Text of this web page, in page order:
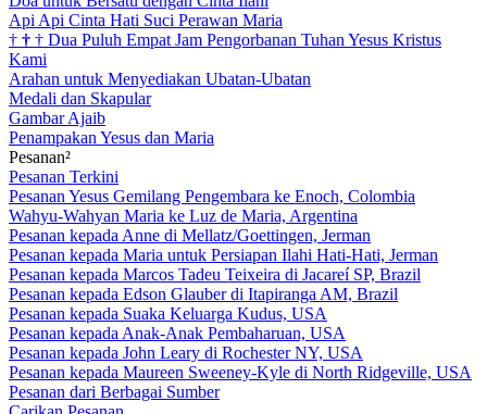
Api Api Cinta Hati Suci Perawan Maria
† † † Dua Puluh Empat Jam Pengorbanan Tuhan Yesus Kristus
Kami
Arahan untuk Menyediakan Ubatan-Ubatan
Medali dan Skapular
Gambar Ajaib
Penampakan Yesus dan Maria
Pesanan²
Pesanan Terkini
Pesanan Yesus Gemilang Pengembara ke Enoch, Colombia
Wahyu-Wahyan Maria ke Luz de Maria, Argentina
Pesanan kepada Anne di Mellatz/Goettingen, Jerman
Pesanan kepada Maria untuk Persiapan Ilahi Hati-Hati, Jerman
Pesanan kepada Marcos Tadeu Teixeira di Jacareí SP, Brazil
Pesanan kepada Edson Glauber di Itapiranga AM, Brazil
Pesanan kepada Suaka Keluarga Kudus, USA
Pesanan kepada Anak-Anak Pembaharuan, USA
Pesanan kepada John Leary di Rochester NY, USA
Pesanan kepada Maureen Sweeney-Kyle di North Ridgeville, USA
Pesanan dari Berbagai Sumber